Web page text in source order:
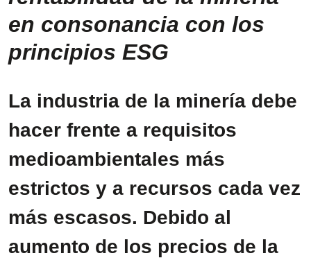
en consonancia con los
principios ESG
La industria de la minería debe
hacer frente a requisitos
medioambientales más
estrictos y a recursos cada vez
más escasos. Debido al
aumento de los precios de la